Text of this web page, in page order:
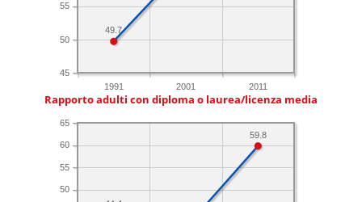
1991 2001 2011
45
50
55
49.7
Rapporto adulti con diploma o laurea/licenza media
50
55
60
65
59.8